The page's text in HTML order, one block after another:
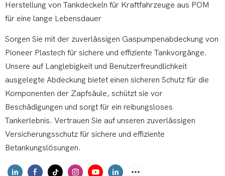
Herstellung von Tankdeckeln für Kraftfahrzeuge aus POM
für eine lange Lebensdauer
Sorgen Sie mit der zuverlässigen Gaspumpenabdeckung von
Pioneer Plastech für sichere und effiziente Tankvorgänge.
Unsere auf Langlebigkeit und Benutzerfreundlichkeit
ausgelegte Abdeckung bietet einen sicheren Schutz für die
Komponenten der Zapfsäule, schützt sie vor
Beschädigungen und sorgt für ein reibungsloses
Tankerlebnis. Vertrauen Sie auf unseren zuverlässigen
Versicherungsschutz für sichere und effiziente
Betankungslösungen.